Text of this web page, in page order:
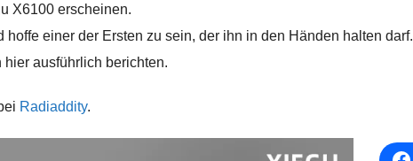
X6100 erscheinen.
hoffe einer der Ersten zu sein, der ihn in den Händen halten darf.
ausführlich berichten.
Radiaddity.